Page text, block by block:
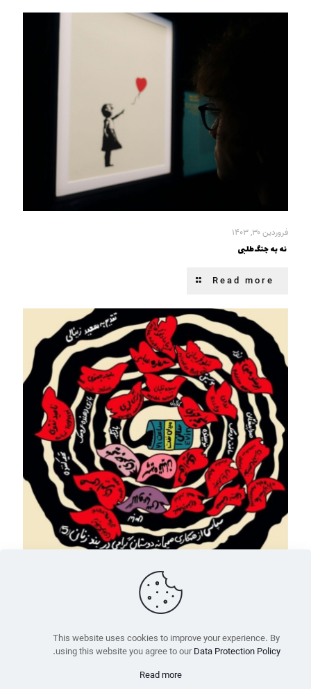
فروردین ۳۰, ۱۴۰۳
نه به جنگ‌طلبی
Read more
نمایشنامه «میدان نفت» و گزارشی از اولین اجرای آن در بند زنان زندان اوین
تمام حقوق برای موزهٔ جنبش زنان محفوظ است
This website uses cookies to improve your experience. By
using this website you agree to ourData Protection Policy
.
Read more